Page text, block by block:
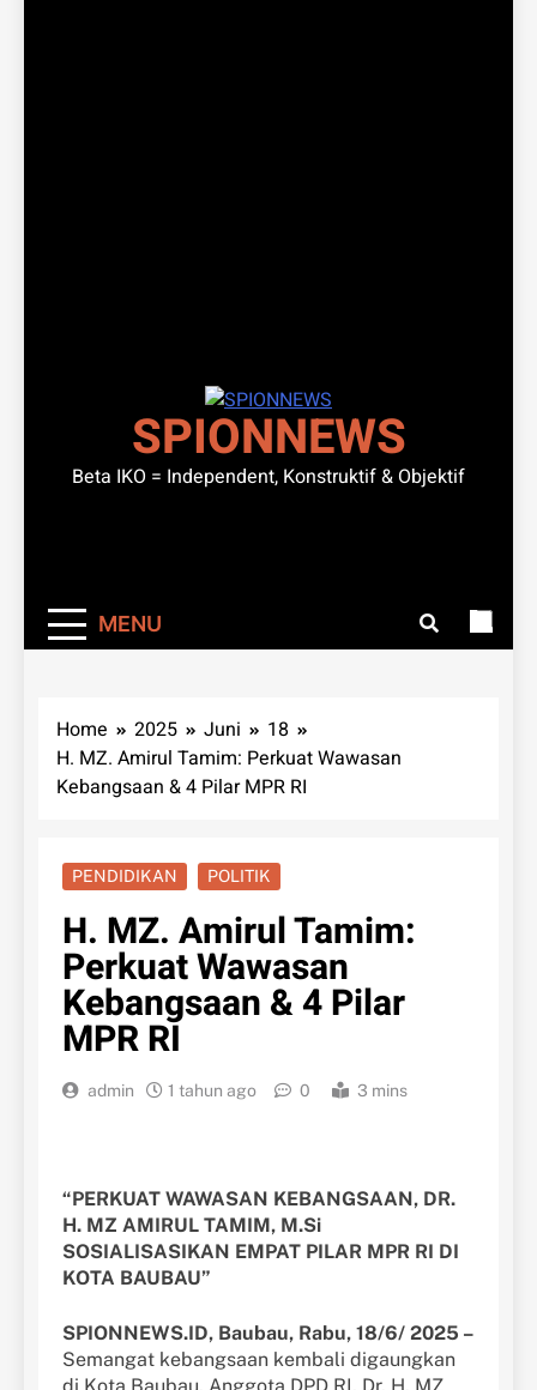
SPIONNEWS
Beta IKO = Independent, Konstruktif & Objektif
MENU
Home 2025 Juni
18
H. MZ. Amirul Tamim: Perkuat Wawasan
Kebangsaan & 4 Pilar MPR RI
PENDIDIKAN POLITIK
H. MZ. Amirul Tamim:
Perkuat Wawasan
Kebangsaan & 4 Pilar
MPR RI
admin 1 tahun ago 0 3 mins
“PERKUAT WAWASAN KEBANGSAAN, DR.
H. MZ AMIRUL TAMIM, M.Si
SOSIALISASIKAN EMPAT PILAR MPR RI DI
KOTA BAUBAU”
SPIONNEWS.ID, Baubau, Rabu, 18/6/ 2025 –
Semangat kebangsaan kembali digaungkan